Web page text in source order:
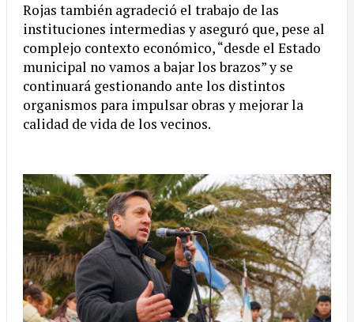
Rojas también agradeció el trabajo de las
instituciones intermedias y aseguró que, pese al
complejo contexto económico, “desde el Estado
municipal no vamos a bajar los brazos” y se
continuará gestionando ante los distintos
organismos para impulsar obras y mejorar la
calidad de vida de los vecinos.